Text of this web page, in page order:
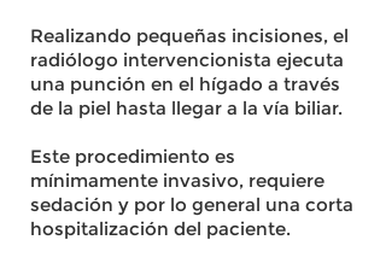
Realizando pequeñas incisiones, el
radiólogo intervencionista ejecuta
una punción en el hígado a través
de la piel hasta llegar a la vía biliar.
Este procedimiento es
mínimamente invasivo, requiere
sedación y por lo general una corta
hospitalización del paciente.